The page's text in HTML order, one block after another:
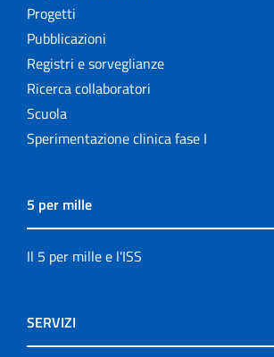
Progetti
Pubblicazioni
Registri e sorveglianze
Ricerca collaboratori
Scuola
Sperimentazione clinica fase I
5 per mille
Il 5 per mille e l'ISS
SERVIZI